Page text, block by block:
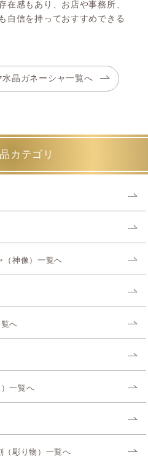
在感もあり、お店や事務所、
自信を持っておすすめできる
晶ガネーシャ一覧へ
カテゴリ
（神像）一覧へ
へ
一覧へ
（彫り物）一覧へ